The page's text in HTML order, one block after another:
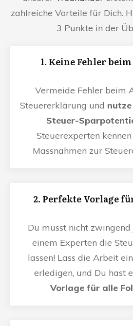
zahlreiche Vorteile für Dich.
3 Punkte in der
1. Keine Fehler
Vermeide Fehler beim
Steuererklärung und
Steuer-
Steuerexperten
Massnahmen zur
2. Perfekte Vorlage
Du musst nicht zwingend
einem Experten die
lassen! Lass die Arbeit
erledigen, und Du hast
Vorlage für alle